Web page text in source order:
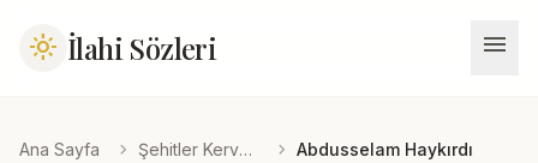
light_mode İlahi Sözleri menu
Ana Sayfa chevron_right Şehitler Kervanı chevron_right Abdusselam Haykırdı